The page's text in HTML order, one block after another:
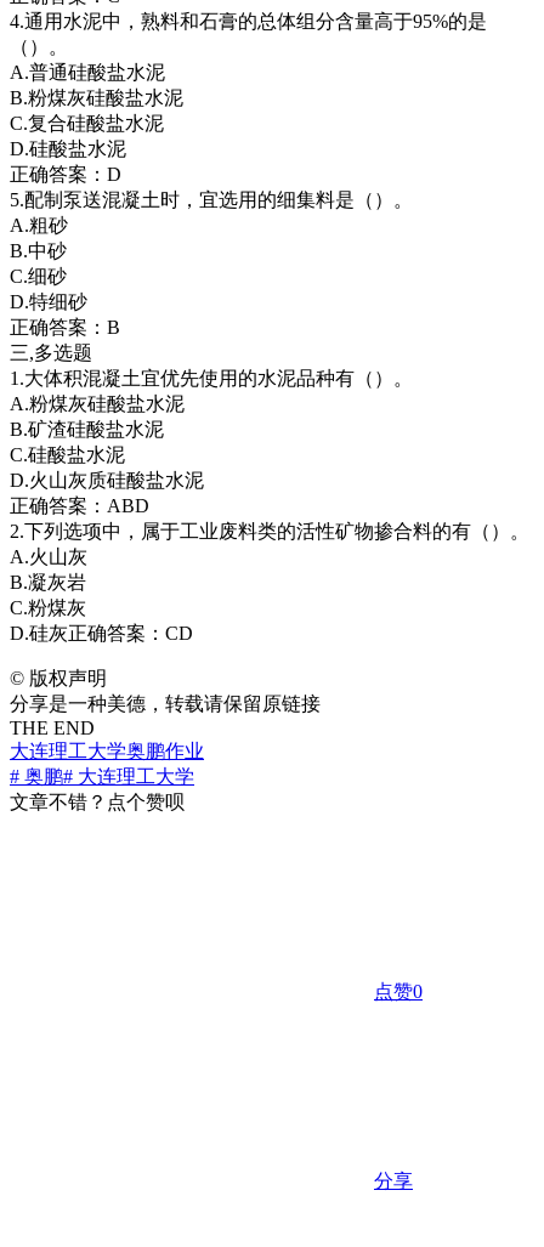
4.通用水泥中，熟料和石膏的总体组分含量高于95%的是
（）。
A.普通硅酸盐水泥
B.粉煤灰硅酸盐水泥
C.复合硅酸盐水泥
D.硅酸盐水泥
正确答案：D
5.配制泵送混凝土时，宜选用的细集料是（）。
A.粗砂
B.中砂
C.细砂
D.特细砂
正确答案：B
三,多选题
1.大体积混凝土宜优先使用的水泥品种有（）。
A.粉煤灰硅酸盐水泥
B.矿渣硅酸盐水泥
C.硅酸盐水泥
D.火山灰质硅酸盐水泥
正确答案：ABD
2.下列选项中，属于工业废料类的活性矿物掺合料的有（）。
A.火山灰
B.凝灰岩
C.粉煤灰
D.硅灰正确答案：CD
© 版权声明
分享是一种美德，转载请保留原链接
THE END
大连理工大学奥鹏作业
# 奥鹏# 大连理工大学
文章不错？点个赞呗
点赞0
分享